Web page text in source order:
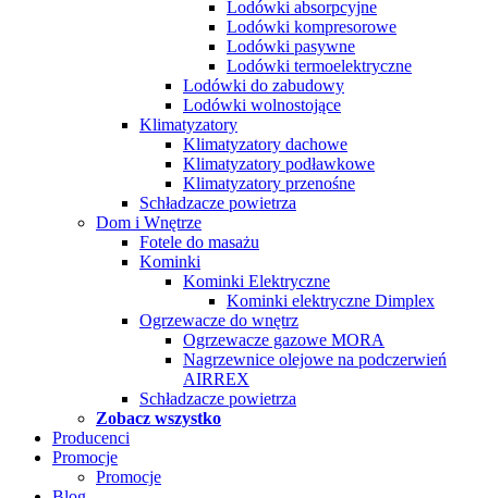
Lodówki absorpcyjne
Lodówki kompresorowe
Lodówki pasywne
Lodówki termoelektryczne
Lodówki do zabudowy
Lodówki wolnostojące
Klimatyzatory
Klimatyzatory dachowe
Klimatyzatory podławkowe
Klimatyzatory przenośne
Schładzacze powietrza
Dom i Wnętrze
Fotele do masażu
Kominki
Kominki Elektryczne
Kominki elektryczne Dimplex
Ogrzewacze do wnętrz
Ogrzewacze gazowe MORA
Nagrzewnice olejowe na podczerwień
AIRREX
Schładzacze powietrza
Zobacz wszystko
Producenci
Promocje
Promocje